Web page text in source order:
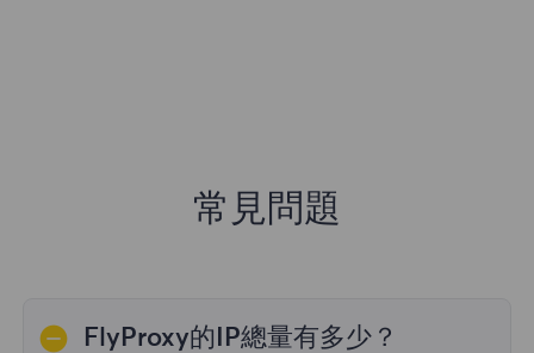
常見問題
FlyProxy的IP總量有多少？